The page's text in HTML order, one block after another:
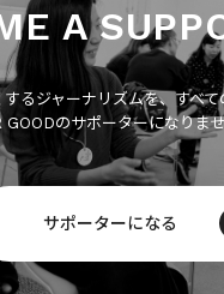
A
るジャーナリズムを、すべ
のサポーターになりま
サポーターになる